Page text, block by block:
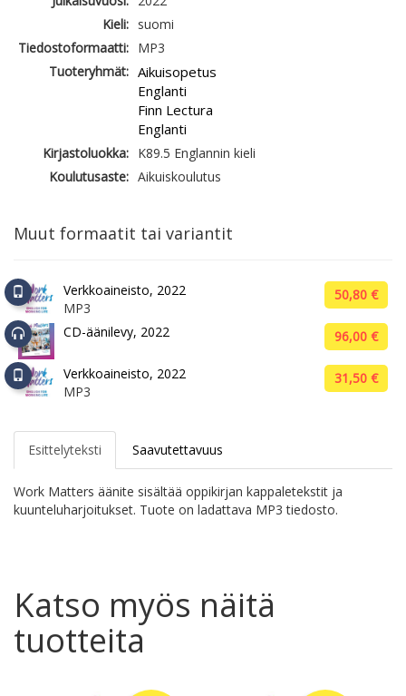
Kieli: suomi
Tiedostoformaatti: MP3
Tuoteryhmät: Aikuisopetus
Englanti
Finn Lectura
Englanti
Kirjastoluokka: K89.5 Englannin kieli
Koulutusaste: Aikuiskoulutus
Muut formaatit tai variantit
Verkkoaineisto, 2022
MP3
50,80 €
CD-äänilevy, 2022 96,00 €
Verkkoaineisto, 2022
MP3
31,50 €
Esittelyteksti Saavutettavuus
Work Matters äänite sisältää oppikirjan kappaletekstit ja
kuunteluharjoitukset. Tuote on ladattava MP3 tiedosto.
Katso myös näitä
tuotteita